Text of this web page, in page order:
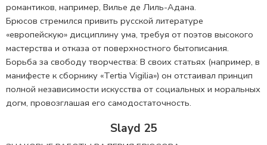
романтиков, например, Вилье де Лиль-Адана.
Брюсов стремился привить русской литературе
«европейскую» дисциплину ума, требуя от поэтов высокого
мастерства и отказа от поверхностного бытописания.
Борьба за свободу творчества: В своих статьях (например, в
манифесте к сборнику «Tertia Vigilia») он отстаивал принцип
полной независимости искусства от социальных и моральных
догм, провозглашая его самодостаточность.
Slayd 25